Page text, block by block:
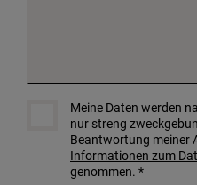
Meine Daten werden
nur streng
Beantwortung meiner
Informationen zum
genommen. *